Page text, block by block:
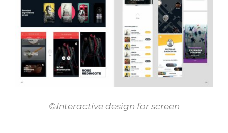
©Interactive design for screen